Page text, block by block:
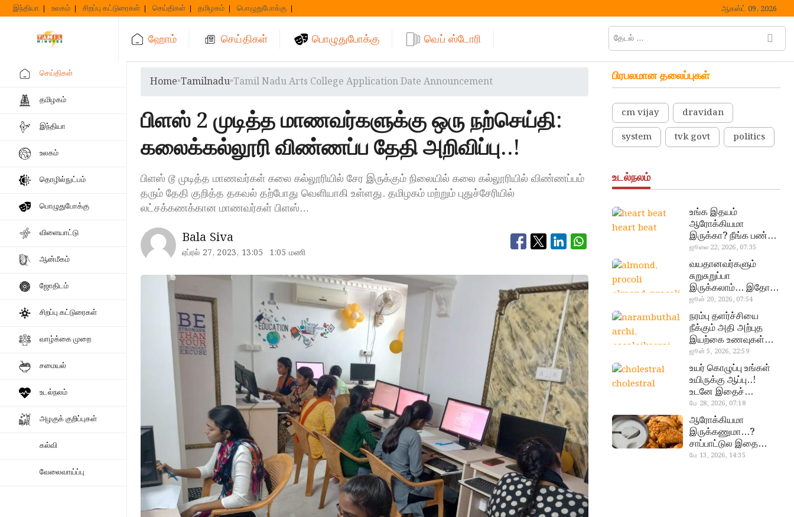
Skip
to
இந்தியா உலகம் சிறப்பு கட்டுரைகள் செய்திகள் தமிழகம் பொழுதுபோக்கு ஆகஸ்ட் 09, 2026
ஹோம் செய்திகள் பொழுதுபோக்கு வெப் ஸ்டோரி
தேடல்
… M
o
செய்திகள்
தமிழகம்
இந்தியா
உலகம்
தொழில்நுட்பம்
பொழுதுபோக்கு
விளையாட்டு
ஆன்மீகம்
ஜோதிடம்
சிறப்பு கட்டுரைகள்
வாழ்க்கை முறை
சமையல்
உடல்நலம்
அழகுக் குறிப்புகள்
கல்வி
வேலைவாய்ப்பு
Home»Tamilnadu»Tamil Nadu Arts College Application Date Announcement
பிளஸ் 2 முடித்த மாணவர்களுக்கு ஒரு நற்செய்தி:
கலைக்கல்லூரி விண்ணப்ப தேதி அறிவிப்பு..!
பிளஸ் டூ முடித்த மாணவர்கள் கலை கல்லூரியில் சேர இருக்கும் நிலையில் கலை கல்லூரியில் விண்ணப்பம்
தரும் தேதி குறித்த தகவல் தற்போது வெளியாகி உள்ளது. தமிழகம் மற்றும் புதுச்சேரியில்
லட்சக்கணக்கான மாணவர்கள் பிளஸ்…
Bala Siva
ஏப்ரல் 27, 2023, 13:05 1:05 மணி
பிரபலமான தலைப்புகள்
cm vijay
dravidan
system
tvk govt politics
உடல்நலம்
heart beat
உங்க இதயம்
ஆரோக்கியமா
இருக்கா? நீங்க பண்ண
வேண்டிய எளிய 5
டெஸ்ட்!
ஜூலை 22, 2026, 07:35
almond, procoli
வயதானவர்களும்
சுறுசுறுப்பா
இருக்கலாம்… இதோ
சூப்பர் உணவுகள்!
ஜூன் 20, 2026, 07:54
narambuthalar
chi,
pasalaikeerai
நரம்பு தளர்ச்சியை
நீக்கும் அதி அற்புத
இயற்கை உணவுகள்…
தவற விட்டுறாதீங்க!
ஜூன் 5, 2026, 22:59
cholestral
உயர் கொழுப்பு உங்கள்
உயிருக்கு ஆப்பு..!
உடனே இதைச்
செய்யுங்க!
மே 28, 2026, 07:18
ஆரோக்கியமா
இருக்கணுமா…?
சாப்பாட்டுல இதை
எல்லாம்
மே 13, 2026, 14:35